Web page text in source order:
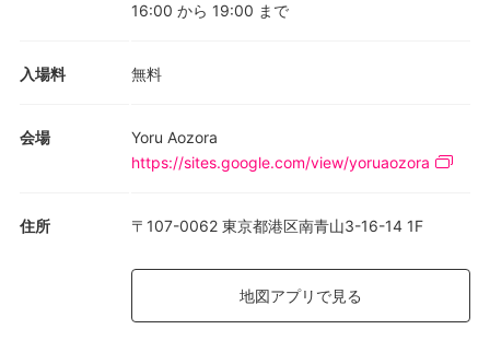
16:00 から 19:00 まで
入場料 無料
会場
Yoru Aozora
https://sites.google.com/view/yoruaozora
住所 〒107-0062 東京都港区南青山3-16-14 1F
地図アプリで見る